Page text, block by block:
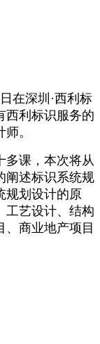
在深圳·西利标
西利标识服务的
。
多课，本次将从
阐述标识系统规
规划设计的原
工艺设计、结构
、商业地产项目